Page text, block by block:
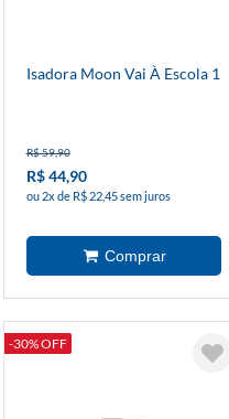
Isadora Moon Vai À Escola 1
R$ 59,90
R$ 44,90
ou 2x de R$ 22,45 sem juros
-30% OFF